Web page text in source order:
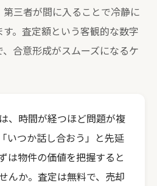
三者が間に入ることで冷静に
。査定額という客観的な数字
合意形成がスムーズになるケ
、時間が経つほど問題が複
いつか話し合おう」と先延
は物件の価値を把握すると
んか。査定は無料で、売却